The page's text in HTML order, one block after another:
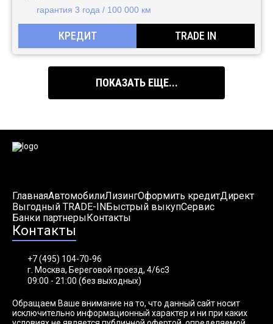
гарантия 3 года / 100 000 км
КРЕДИТ TRADE IN
ПОКАЗАТЬ ЕЩЕ...
ГлавнаяАвтомобилиЛизингОформить кредитДирект
Выгодный TRADE-INБыстрый выкупСервис
Банки партнерыКонтакты
Контакты
+7 (495) 104-70-96
г. Москва, Береговой проезд, 4/6с3
09:00 - 21:00 (без выходных)
Обращаем Ваше внимание на то, что данный сайт носит
исключительно информационный характер и ни при каких